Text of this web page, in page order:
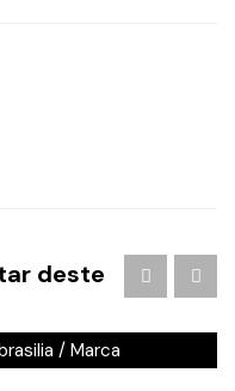
deste
agencia de
/ criação de logo
/ Marca